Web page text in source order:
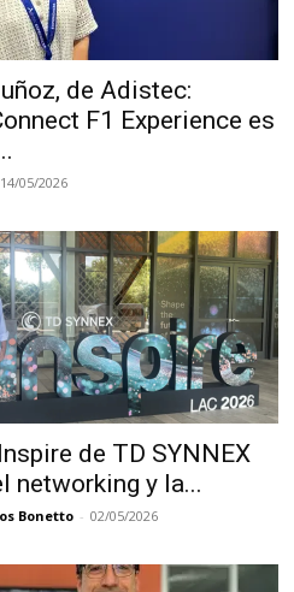
de Adistec:
F1 Experience es
14/05/2026
de TD SYNNEX
networking y la...
Bonetto - 02/05/2026